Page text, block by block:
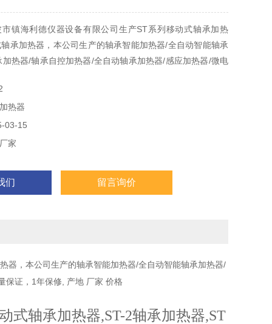
镇海利德仪器设备有限公司生产ST系列移动式轴承加热
承加热器，本公司生产的轴承智能加热器/全自动智能轴承
热器/轴承自控加热器/全自动轴承加热器/感应加热器/微电
热器
03-15
家
们 留言询价
器，本公司生产的轴承智能加热器/全自动智能轴承加热器/
保证，1年保修, 产地 厂家 价格
式轴承加热器,ST-2轴承加热器,ST